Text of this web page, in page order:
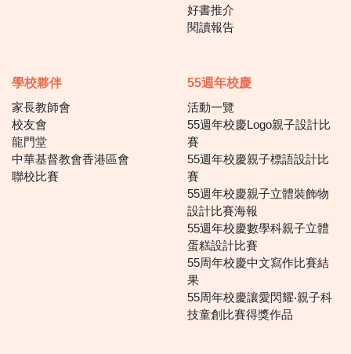
好書推介
閱讀報告
學校夥伴
家長教師會
校友會
龍門堂
中華基督教會香港區會
聯校比賽
55週年校慶
活動一覽
55週年校慶Logo親子設計比
賽
55週年校慶親子標語設計比
賽
55週年校慶親子立體裝飾物
設計比賽海報
55週年校慶數學科親子立體
蛋糕設計比賽
55周年校慶中文寫作比賽結
果
55周年校慶讓愛閃耀‧親子科
技童創比賽得獎作品